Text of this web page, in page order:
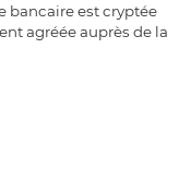
bancaire est cryptée
agréée auprès de la